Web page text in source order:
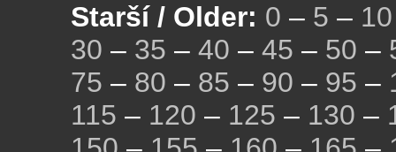
Starší / Older: 0 – 5 – 10
30 – 35 – 40 – 45 – 50 –
75 – 80 – 85 – 90 – 95 –
115 – 120 – 125 – 130 –